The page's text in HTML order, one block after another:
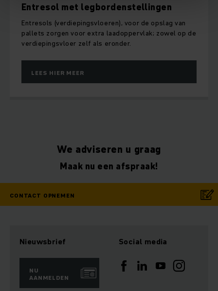
Entresol met legbordenstellingen
Entresols (verdiepingsvloeren), voor de opslag van
pallets zorgen voor extra laadoppervlak; zowel op de
verdiepingsvloer zelf als eronder.
LEES HIER MEER
We adviseren u graag
Maak nu een afspraak!
CONTACT OPNEMEN
Nieuwsbrief
NU
AANMELDEN
Social media